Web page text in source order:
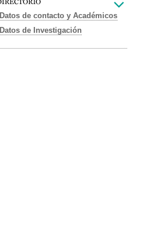
Datos de contacto y Académicos
Datos de Investigación